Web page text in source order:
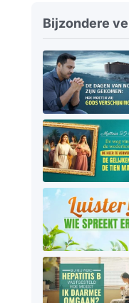
Bijzondere